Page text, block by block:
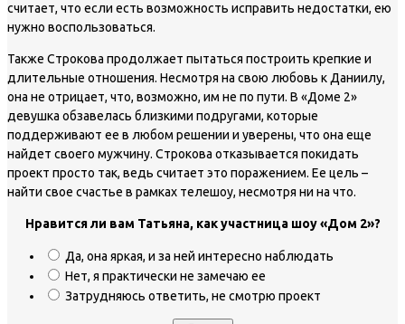
считает, что если есть возможность исправить недостатки, ею
нужно воспользоваться.
Также Строкова продолжает пытаться построить крепкие и
длительные отношения. Несмотря на свою любовь к Даниилу,
она не отрицает, что, возможно, им не по пути. В «Доме 2»
девушка обзавелась близкими подругами, которые
поддерживают ее в любом решении и уверены, что она еще
найдет своего мужчину. Строкова отказывается покидать
проект просто так, ведь считает это поражением. Ее цель –
найти свое счастье в рамках телешоу, несмотря ни на что.
Нравится ли вам Татьяна, как участница шоу «Дом 2»?
Да, она яркая, и за ней интересно наблюдать
Нет, я практически не замечаю ее
Затрудняюсь ответить, не смотрю проект